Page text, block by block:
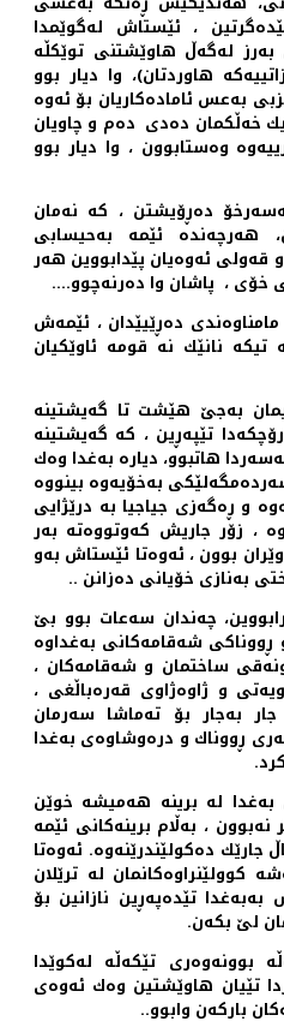
، ئێستاش له‌گوێمدا
له‌گه‌ڵ هاوێشتنی توێكڵه‌
هاوردتان)، وا دیار بوو
به‌عس ئاماده‌كاریان بۆ ئه‌وه‌
خه‌ڵكمان ده‌دی ده‌م و چاویان
وه‌ستابوون ‌‌‌، وا دیار ‌بوو
ده‌ڕۆیشتن ، كه‌ نه‌مان
هه‌رچه‌نده‌ ئێمه‌ به‌حیسابی
قه‌ولی ئه‌وه‌یان پێدابووین هه‌ر
، ‌ پاشان وا ده‌رنه‌چوو....
مامناوه‌ندی ده‌ڕێیێدان ، ئێمه‌ش
نانێك نه‌ قومه‌ ئاوێكیان
به‌جێ هێشت تا گه‌یشتینه‌
تێپه‌ڕین ، كه‌ گه‌یشتینه‌
هاتبوو، دیاره‌ به‌غدا وه‌ك
به‌خۆیه‌وه‌ بینووه
و ڕه‌گه‌زی جیاجیا به‌ درێژایی
، زۆر جاریش كه‌وتووه‌ته‌ به‌ر
بوون ، ئه‌وه‌تا ئێستاش به‌و
به‌نازی خۆیانی ده‌زانن ..‌
چه‌ندان سه‌عات بوو بێ
ڕووناكی شه‌قامه‌كانی به‌غداوه‌
ساختمان و شه‌قامه‌كان ،
و ژاوه‌ژاوی قه‌ره‌باڵغی ،
به‌جار بۆ ته‌ماشا سه‌رمان
ڕووناك و دره‌وشاوه‌ی به‌غدا
له‌ برینه‌ هه‌میشه‌ خوێن
، به‌ڵام برینه‌كانی ئێمه
ده‌كولێندرێنه‌وه‌. ئه‌وه‌تا
كوولێنراوه‌كانمان له ترێلان
تێده‌په‌ڕین نازانین بۆ
لێ بكه‌ن.
بوونه‌وه‌ری تێكه‌ڵه‌ له‌كوێدا
تێیان هاوێشتین وه‌ك ئه‌وه‌ی
باركه‌ن وابوو..